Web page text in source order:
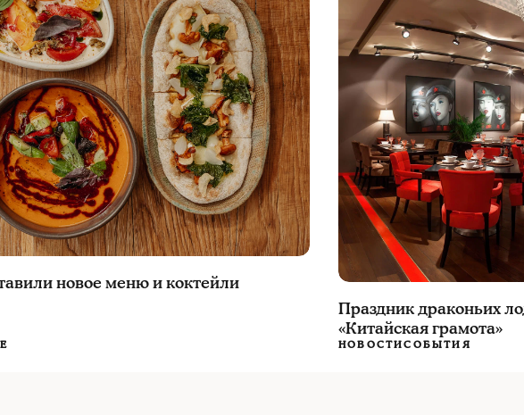
новое меню и коктейли
Праздник драконьих
«Китайская грамота»
НОВОСТИСОБЫТИЯ